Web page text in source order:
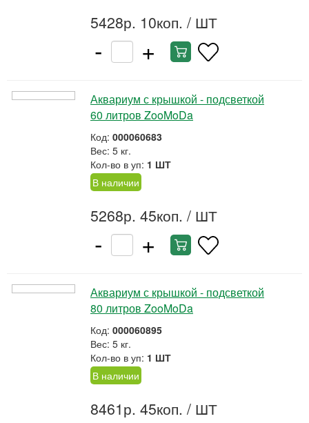
5428р. 10коп. / ШТ
- +
Аквариум с крышкой - подсветкой
60 литров ZooMoDa
Код: 000060683
Вес: 5 кг.
Кол-во в уп: 1 ШТ
В наличии
5268р. 45коп. / ШТ
- +
Аквариум с крышкой - подсветкой
80 литров ZooMoDa
Код: 000060895
Вес: 5 кг.
Кол-во в уп: 1 ШТ
В наличии
8461р. 45коп. / ШТ